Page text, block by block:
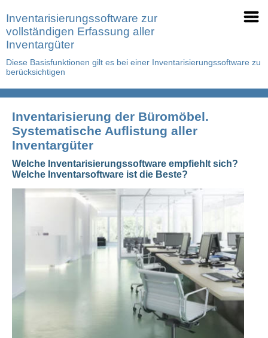
Inventarisierungssoftware zur
vollständigen Erfassung aller
Inventargüter
Diese Basisfunktionen gilt es bei einer Inventarisierungssoftware zu
berücksichtigen
Inventarisierung der Büromöbel.
Systematische Auflistung aller
Inventargüter
Welche Inventarisierungssoftware empfiehlt sich?
Welche Inventarsoftware ist die Beste?